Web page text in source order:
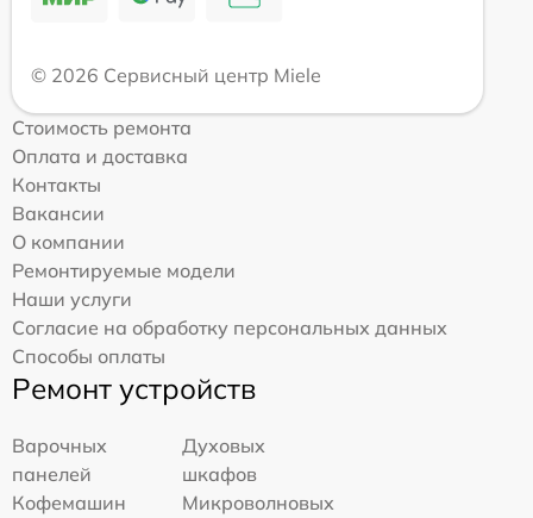
© 2026 Сервисный центр Miele
Стоимость ремонта
Оплата и доставка
Контакты
Вакансии
О компании
Ремонтируемые модели
Наши услуги
Согласие на обработку персональных данных
Способы оплаты
Ремонт устройств
Варочных
панелей
Духовых
шкафов
Кофемашин
Микроволновых